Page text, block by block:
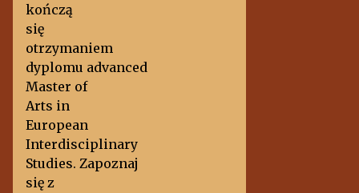
kończą
się
otrzymaniem
dyplomu advanced
Master of
Arts in
European
Interdisciplinary
Studies. Zapoznaj
się z